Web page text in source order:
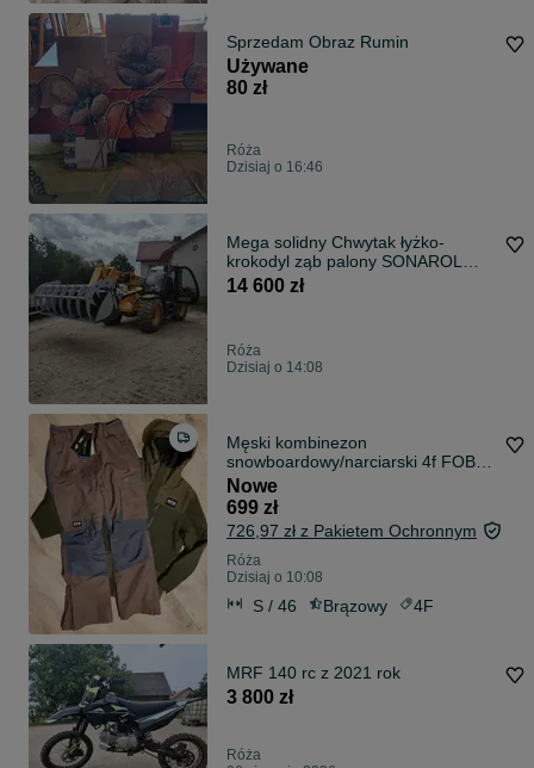
Sprzedam Obraz Rumin
Używane
80 zł
Róża
Dzisiaj o 16:46
Mega solidny Chwytak łyżko-
krokodyl ząb palony SONAROL
2.4M
14 600 zł
Róża
Dzisiaj o 14:08
Męski kombinezon
snowboardowy/narciarski 4f FOB
rozmiar S
Nowe
699 zł
726,97 zł z Pakietem Ochronnym
Róża
Dzisiaj o 10:08
S / 46 Brązowy 4F
MRF 140 rc z 2021 rok
3 800 zł
Róża